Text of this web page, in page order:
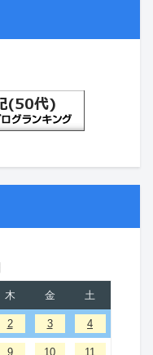
木 金 土
2 3 4
9 10 11